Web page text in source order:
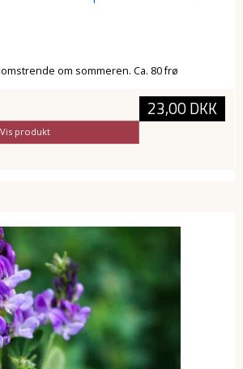
om sommeren. Ca. 80 frø
23,00 DKK
Vis produkt